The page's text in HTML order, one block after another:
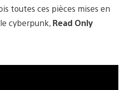
toutes ces pièces mises en
cyberpunk, Read Only